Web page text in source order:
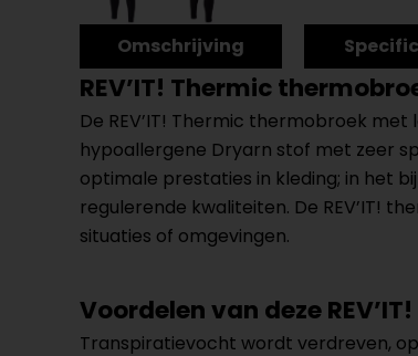
Omschrijving
REV’IT! Thermic
De REV’IT! Thermic thermobroek
hypoallergene Dryarn stof met zeer
optimale prestaties in kleding; in het
regulerende kwaliteiten. De REV’IT!
situaties of omgevingen.
Voordelen van deze
Transpiratievocht wordt verdreven,